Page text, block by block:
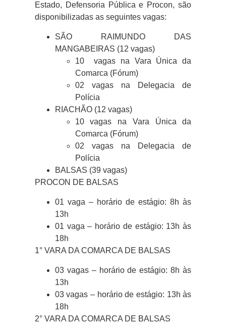
Estado, Defensoria Pública e Procon, são
disponibilizadas as seguintes vagas:
SÃO RAIMUNDO DAS
MANGABEIRAS (12 vagas)
10 vagas na Vara Única da
Comarca (Fórum)
02 vagas na Delegacia de
Polícia
RIACHÃO (12 vagas)
10 vagas na Vara Única da
Comarca (Fórum)
02 vagas na Delegacia de
Polícia
BALSAS (39 vagas)
PROCON DE BALSAS
01 vaga – horário de estágio: 8h às
13h
01 vaga – horário de estágio: 13h às
18h
1° VARA DA COMARCA DE BALSAS
03 vagas – horário de estágio: 8h às
13h
03 vagas – horário de estágio: 13h às
18h
2° VARA DA COMARCA DE BALSAS